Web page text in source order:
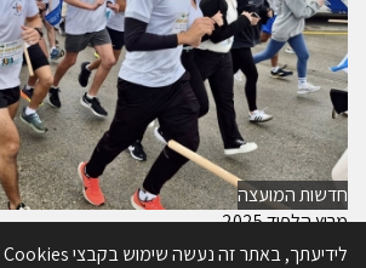
חדשות המועצה
מרוץ הלפיד 2025